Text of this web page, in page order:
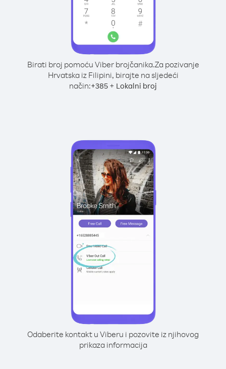
Birati broj pomoću Viber brojčanika.Za pozivanje
Hrvatska iz Filipini, birajte na sljedeći
način:+385 + Lokalni broj
Odaberite kontakt u Viberu i pozovite iz njihovog
prikaza informacija